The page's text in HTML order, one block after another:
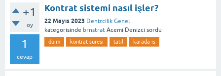
+1
oy
1
cevap
Kontrat sistemi nasıl işler?
22 Mayıs 2023 Denizcilik Genel
kategorisinde brnstrat Acemi Denizci sordu
duim kontrat süresi tatil karada is